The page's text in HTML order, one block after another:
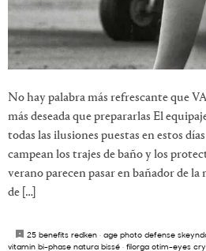
No hay palabra más refrescante que
más deseada que prepararlas El
todas las ilusiones puestas en estos
campean los trajes de baño y los
verano parecen pasar en bañador de la
de […]
25 benefits redken · age photo defense
vitamin bi-phase natura bissé · filorga otim-eyes